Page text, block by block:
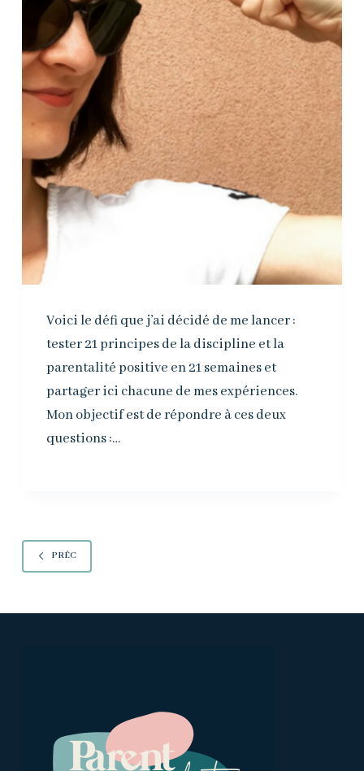
Voici le défi que j’ai décidé de me lancer :
tester 21 principes de la discipline et la
parentalité positive en 21 semaines et
partager ici chacune de mes expériences.
Mon objectif est de répondre à ces deux
questions :…
PRÉC